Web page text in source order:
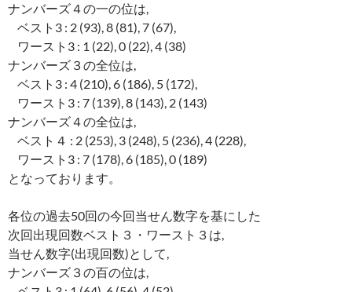
ナンバーズ４の一の位は,
ベスト3 : 2 (93), 8 (81), 7 (67),
ワースト3 : 1 (22), 0 (22), 4 (38)
ナンバーズ３の全位は,
ベスト3 : 4 (210), 6 (186), 5 (172),
ワースト3 : 7 (139), 8 (143), 2 (143)
ナンバーズ４の全位は,
ベスト４ : 2 (253), 3 (248), 5 (236), 4 (228),
ワースト3 : 7 (178), 6 (185), 0 (189)
となっております。
各位の過去50回の今回当せん数字を基にした
次回出現回数ベスト３・ワースト３は,
当せん数字(出現回数)として,
ナンバーズ３の百の位は,